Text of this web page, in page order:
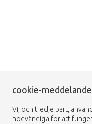
cookie-meddelande
Vi, och tredje part,
nödvändiga för att